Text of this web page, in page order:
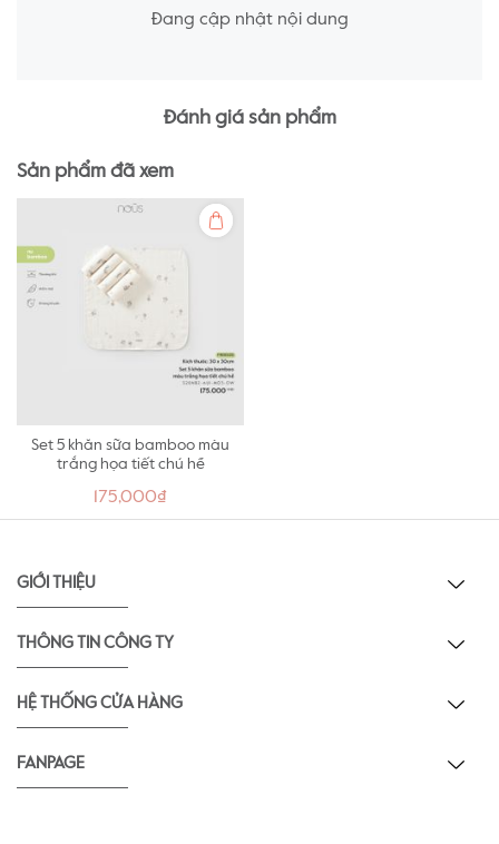
Đang cập nhật nội dung
Đánh giá sản phẩm
Sản phẩm đã xem
Set 5 khăn sữa bamboo màu
trắng họa tiết chú hề
175,000₫
GIỚI THIỆU
THÔNG TIN CÔNG TY
HỆ THỐNG CỬA HÀNG
FANPAGE